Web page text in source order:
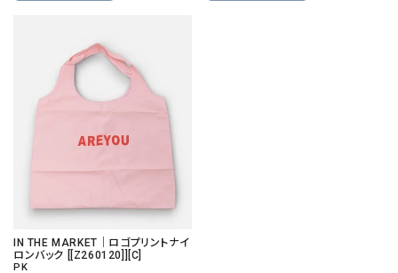
IN THE MARKET｜ロゴプリントナイ
ロンバック [[Z260120]][C]
PK